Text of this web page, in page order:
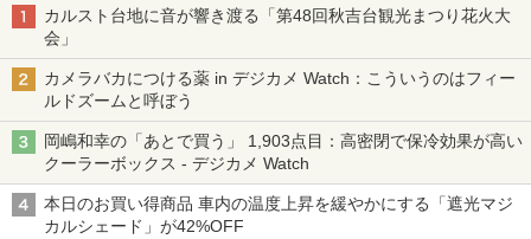
カルスト台地に音が響き渡る「第48回秋吉台観光まつり花火大
会」
カメラバカにつける薬 in デジカメ Watch：こういうのはフィー
ルドズームと呼ぼう
岡嶋和幸の「あとで買う」 1,903点目：高密閉で保冷効果が高い
クーラーボックス - デジカメ Watch
本日のお買い得商品 車内の温度上昇を緩やかにする「遮光マジ
カルシェード」が42%OFF